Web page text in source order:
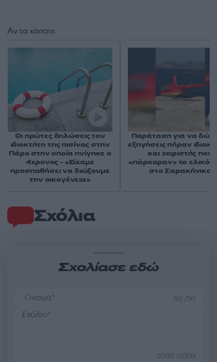
Σχόλια
Σχολίασε εδώ
50 /50
2000 /2000
Αν τα χάσατε
Οι πρώτες δηλώσεις του
ιδιοκτήτη της πισίνας στην
Πάρο στην οποία πνίγηκε ο
4χρονος - «Είχαμε
προσπαθήσει να διώξουμε
την οικογένεια»
Παράταση για να
εξηγήσεις πήραν
και χειριστής που
«πάρκαραν» το
στο Σαρακήνικο